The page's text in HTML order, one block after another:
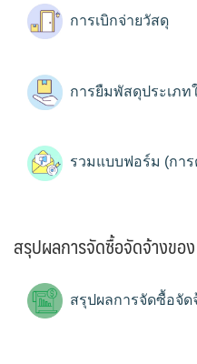
การเบิกจ่ายวัสดุ
การยืมพัสดุประเภท
รวมแบบฟอร์ม (กา
สรุปผลการจัดซื้อจัดจ้างขอ
สรุปผลการจัดซื้อจัด